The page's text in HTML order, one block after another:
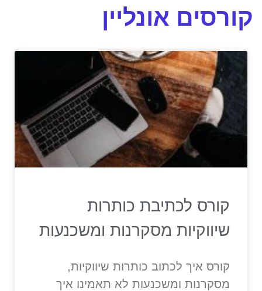
קורסים אונליין
קורס לכתיבת כותרות
שיווקיות מסקרנות ומשכנעות
קורס איך לכתוב כותרות שיווקיות,
מסקרנות ומשכנעות לא תאמינו איך